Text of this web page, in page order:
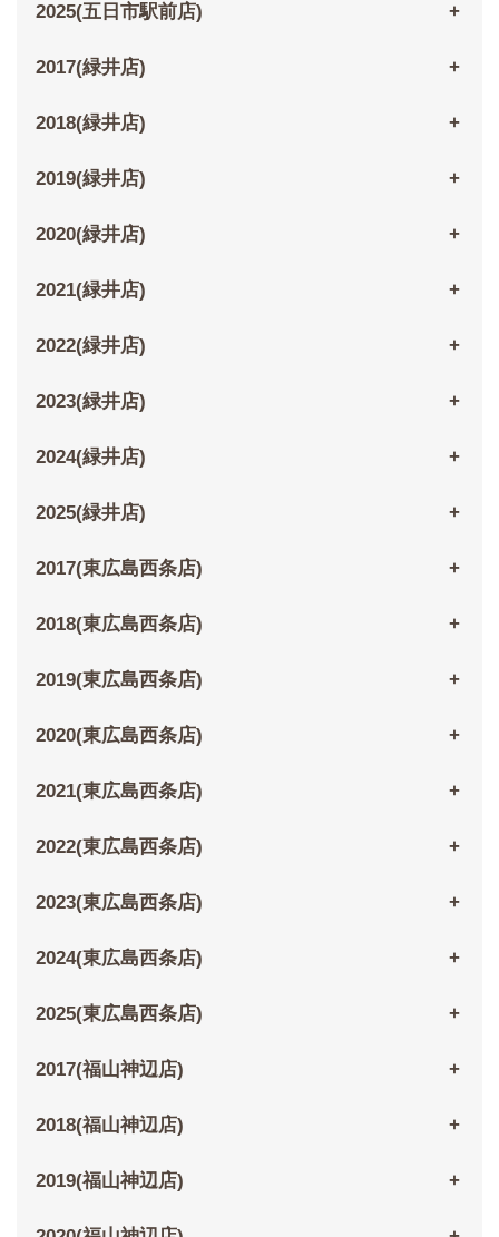
2025(五日市駅前店)
2017(緑井店)
2018(緑井店)
2019(緑井店)
2020(緑井店)
2021(緑井店)
2022(緑井店)
2023(緑井店)
2024(緑井店)
2025(緑井店)
2017(東広島西条店)
2018(東広島西条店)
2019(東広島西条店)
2020(東広島西条店)
2021(東広島西条店)
2022(東広島西条店)
2023(東広島西条店)
2024(東広島西条店)
2025(東広島西条店)
2017(福山神辺店)
2018(福山神辺店)
2019(福山神辺店)